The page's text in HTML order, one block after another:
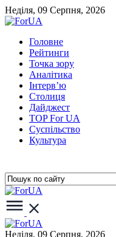
Неділя, 09 Серпня, 2026
Головне
Рейтинги
Точка зору
Аналітика
Інтерв’ю
Столиця
Дайджест
TOP For UA
Суспiльство
Культура
Неділя, 09 Серпня, 2026